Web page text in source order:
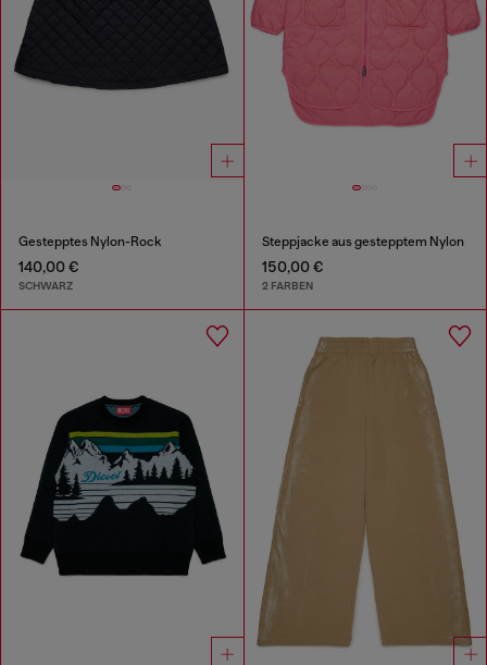
Gestepptes Nylon-Rock
140,00 €
SCHWARZ
Steppjacke aus gestepptem Nylon
150,00 €
2 FARBEN